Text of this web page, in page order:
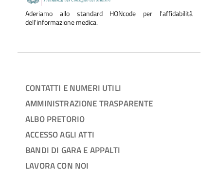
Aderiamo allo standard HONcode per l'affidabilità
dell'informazione medica.
CONTATTI E NUMERI UTILI
AMMINISTRAZIONE TRASPARENTE
ALBO PRETORIO
ACCESSO AGLI ATTI
BANDI DI GARA E APPALTI
LAVORA CON NOI